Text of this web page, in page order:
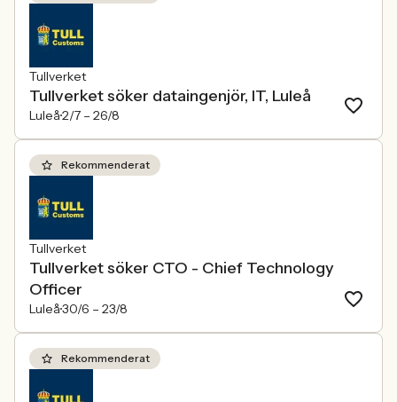
Tullverket
Tullverket söker dataingenjör, IT, Luleå
Luleå2/7 – 26/8
Rekommenderat
Tullverket
Tullverket söker CTO - Chief Technology
Officer
Luleå30/6 – 23/8
Rekommenderat